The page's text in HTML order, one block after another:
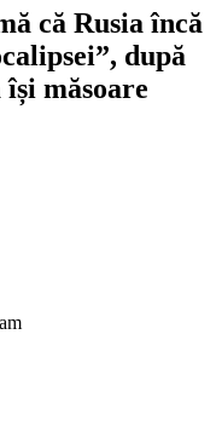
că Rusia încă
după
măsoare